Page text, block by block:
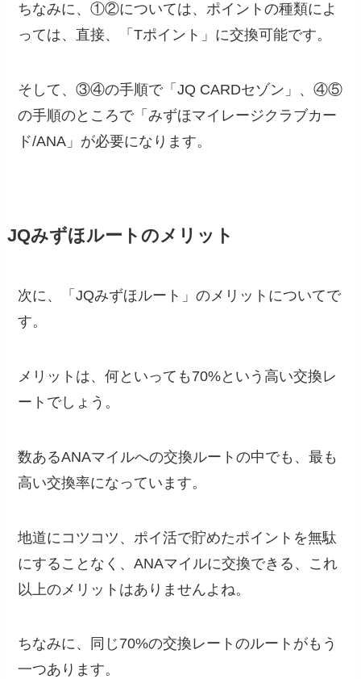
ちなみに、①②については、ポイントの種類によ
っては、直接、「Tポイント」に交換可能です。
そして、③④の手順で「JQ CARDセゾン」、④⑤
の手順のところで「みずほマイレージクラブカー
ド/ANA」が必要になります。
JQみずほルートのメリット
次に、「JQみずほルート」のメリットについてで
す。
メリットは、何といっても70%という高い交換レ
ートでしょう。
数あるANAマイルへの交換ルートの中でも、最も
高い交換率になっています。
地道にコツコツ、ポイ活で貯めたポイントを無駄
にすることなく、ANAマイルに交換できる、これ
以上のメリットはありませんよね。
ちなみに、同じ70%の交換レートのルートがもう
一つあります。